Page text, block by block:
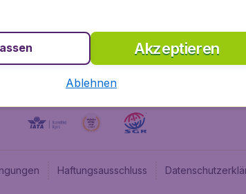
Haftungsausschluss
Akzeptieren
Ablehnen